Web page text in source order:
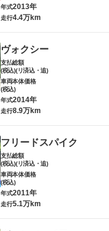
年式2013年
走行4.4万km
ヴォクシー
支払総額
(税込)(リ済込・追)
車両本体価格
(税込)
年式2014年
走行8.9万km
フリードスパイク
支払総額
(税込)(リ済込・追)
車両本体価格
(税込)
年式2011年
走行5.1万km